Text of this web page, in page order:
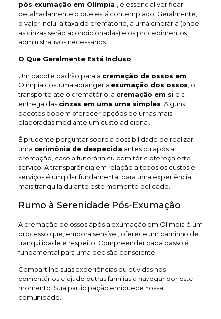
pós exumação em Olímpia
, é essencial verificar
detalhadamente o que está contemplado. Geralmente,
o valor inclui a taxa do crematório, a urna cinerária (onde
as cinzas serão acondicionadas) e os procedimentos
administrativos necessários.
O Que Geralmente Está Incluso
Um pacote padrão para a cremação de ossos em
Olímpia costuma abranger a exumação dos ossos , o
transporte até o crematório, a cremação em si e a
entrega das cinzas em uma urna simples . Alguns
pacotes podem oferecer opções de urnas mais
elaboradas mediante um custo adicional.
É prudente perguntar sobre a possibilidade de realizar
uma cerimônia de despedida antes ou após a
cremação, caso a funerária ou cemitério ofereça este
serviço. A transparência em relação a todos os custos e
serviços é um pilar fundamental para uma experiência
mais tranquila durante este momento delicado.
Rumo à Serenidade Pós-Exumação
A cremação de ossos após a exumação em Olímpia é um
processo que, embora sensível, oferece um caminho de
tranquilidade e respeito. Compreender cada passo é
fundamental para uma decisão consciente.
Compartilhe suas experiências ou dúvidas nos
comentários e ajude outras famílias a navegar por este
momento. Sua participação enriquece nossa
comunidade.